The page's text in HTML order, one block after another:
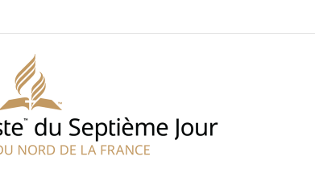
NOTRE ÉQUIPE